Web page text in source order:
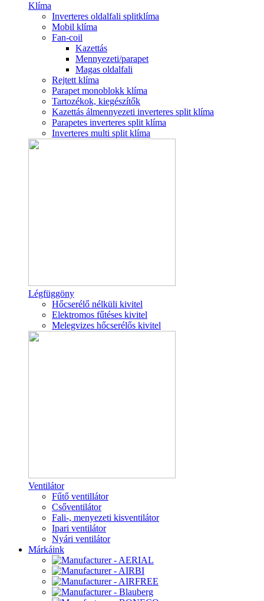
Klíma
Inverteres oldalfali splitklíma
Mobil klíma
Fan-coil
Kazettás
Mennyezeti/parapet
Magas oldalfali
Rejtett klíma
Parapet monoblokk klíma
Tartozékok, kiegészítők
Kazettás álmennyezeti inverteres split klíma
Parapetes inverteres split klíma
Inverteres multi split klíma
Légfüggöny
Hőcserélő nélküli kivitel
Elektromos fűtéses kivitel
Melegvizes hőcserélős kivitel
Ventilátor
Fűtő ventillátor
Csőventilátor
Fali-, menyezeti kisventilátor
Ipari ventilátor
Nyári ventilátor
Márkáink